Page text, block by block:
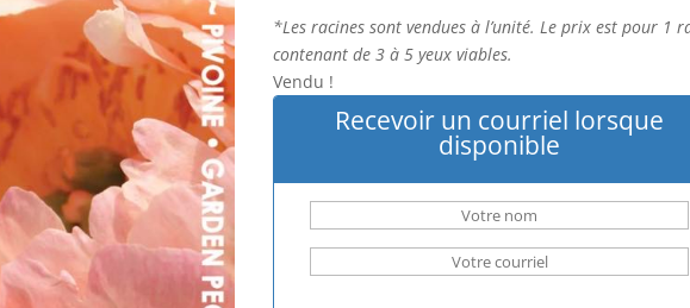
*Les racines sont vendues à l’unité. Le prix est pour 1
contenant de 3 à 5 yeux viables.
Vendu !
Recevoir un courriel lorsque
disponible